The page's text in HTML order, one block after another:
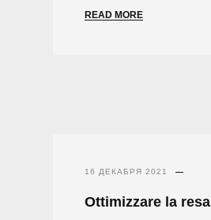
READ MORE
16 ДЕКАБРЯ 2021
Ottimizzare la resa